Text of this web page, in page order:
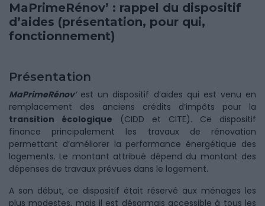
MaPrimeRénov’ : rappel du dispositif
d’aides (présentation, pour qui,
fonctionnement)
Présentation
MaPrimeRénov’est un dispositif d’aides qui est venu en
remplacement des anciens crédits d’impôts pour la
transition écologique (CIDD et CITE). Ce dispositif
finance principalement les travaux de rénovation
permettant d’améliorer la performance énergétique des
logements. Le montant attribué dépend du montant des
dépenses de travaux prévues dans le logement.
A son début, ce dispositif était réservé aux ménages les
plus modestes, mais il est désormais accessible à tous les